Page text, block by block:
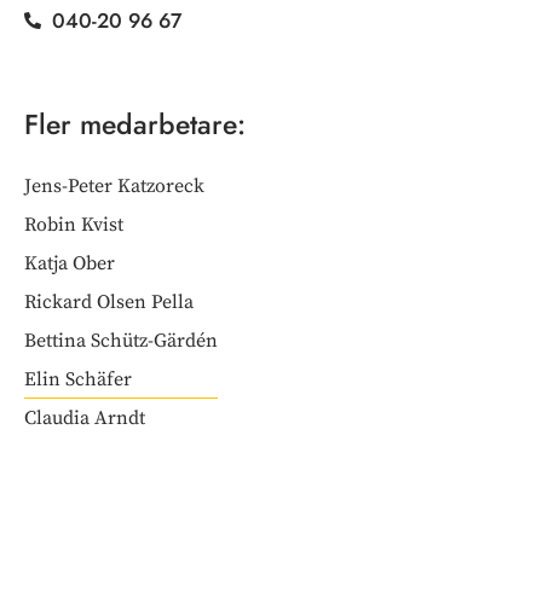
Fler medarbetare:
Jens-Peter Katzoreck
Robin Kvist
Katja Ober
Rickard Olsen Pella
Bettina Schütz-Gärdén
Elin Schäfer
Claudia Arndt
040-20 96 67